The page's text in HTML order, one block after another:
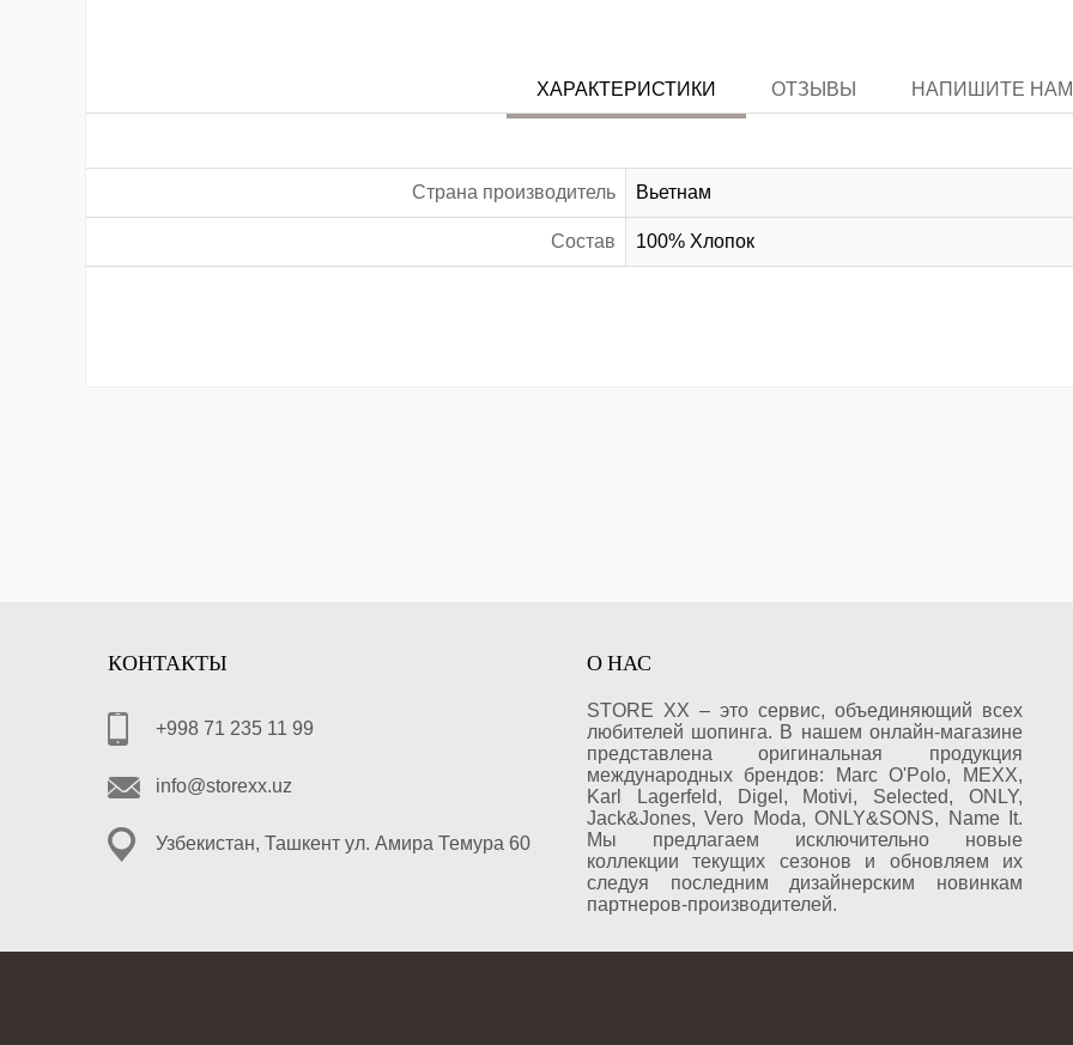
ХАРАКТЕРИСТИКИ ОТЗЫВЫ НАПИШИТЕ НАМ
Страна производитель Вьетнам
Состав 100% Хлопок
КОНТАКТЫ
+998 71 235 11 99
info@storexx.uz
Узбекистан, Ташкент ул. Амира Темура 60
О НАС
STORE XX – это сервис, объединяющий всех
любителей шопинга. В нашем онлайн-магазине
представлена оригинальная продукция
международных брендов: Marc O'Polo, MEXX,
Karl Lagerfeld, Digel, Motivi, Selected, ONLY,
Jack&Jones, Vero Moda, ONLY&SONS, Name It.
Мы предлагаем исключительно новые
коллекции текущих сезонов и обновляем их
следуя последним дизайнерским новинкам
партнеров-производителей.